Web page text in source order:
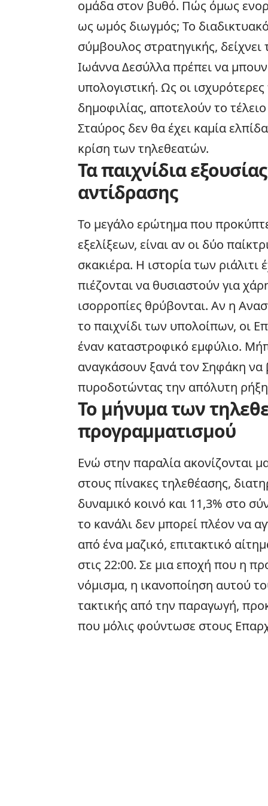
ομάδα στον βυθό. Πώς όμως
ως ωμός διωγμός; Το
σύμβουλος στρατηγικής,
Ιωάννα Δεσύλλα πρέπει να
υπολογιστική. Ως οι
δημοφιλίας, αποτελούν το
Σταύρος δεν θα έχει καμία
κρίση των τηλεθεατών.
Τα παιχνίδια
αντίδρασης
Το μεγάλο ερώτημα που
εξελίξεων, είναι αν οι δύο
σκακιέρα. Η ιστορία των ριάλιτι
πιέζονται να θυσιαστούν για
ισορροπίες θρύβονται. Αν η
το παιχνίδι των υπολοίπων, οι
έναν καταστροφικό εμφύλιο.
αναγκάσουν ξανά τον Σηφάκη να
πυροδοτώντας την απόλυτη
Το μήνυμα των
προγραμματισμού
Ενώ στην παραλία ακονίζονται
στους πίνακες τηλεθέασης,
δυναμικό κοινό και 11,3% στο
το κανάλι δεν μπορεί πλέον να
από ένα μαζικό, επιτακτικό
στις 22:00. Σε μια εποχή που η
νόμισμα, η ικανοποίηση αυτού
τακτικής από την παραγωγή,
που μόλις φούντωσε στους